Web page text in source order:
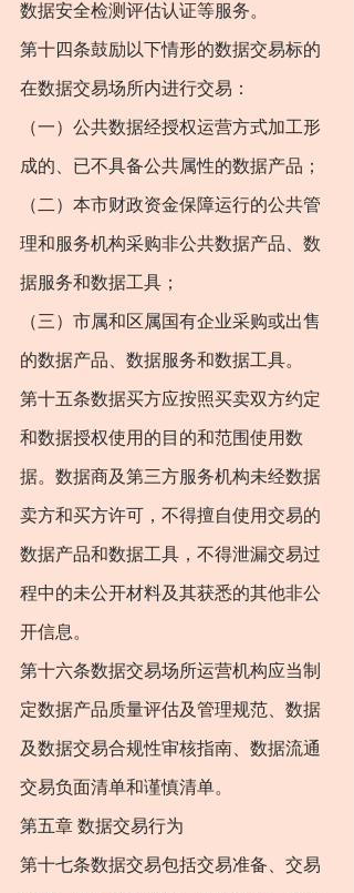
数据安全检测评估认证等服务。
第十四条鼓励以下情形的数据交易标的
在数据交易场所内进行交易：
（一）公共数据经授权运营方式加工形
成的、已不具备公共属性的数据产品；
（二）本市财政资金保障运行的公共管
理和服务机构采购非公共数据产品、数
据服务和数据工具；
（三）市属和区属国有企业采购或出售
的数据产品、数据服务和数据工具。
第十五条数据买方应按照买卖双方约定
和数据授权使用的目的和范围使用数
据。数据商及第三方服务机构未经数据
卖方和买方许可，不得擅自使用交易的
数据产品和数据工具，不得泄漏交易过
程中的未公开材料及其获悉的其他非公
开信息。
第十六条数据交易场所运营机构应当制
定数据产品质量评估及管理规范、数据
及数据交易合规性审核指南、数据流通
交易负面清单和谨慎清单。
第五章 数据交易行为
第十七条数据交易包括交易准备、交易